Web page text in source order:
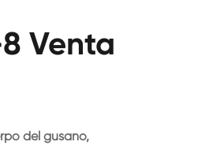
Venta
del gusano,